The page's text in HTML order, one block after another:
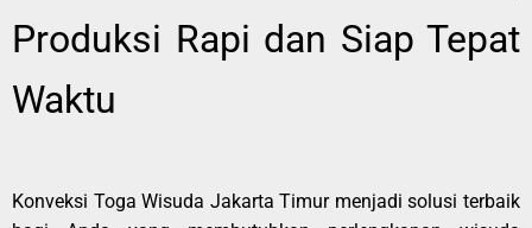
Produksi Rapi dan Siap Tepat
Waktu
Konveksi Toga Wisuda Jakarta Timur menjadi solusi terbaik